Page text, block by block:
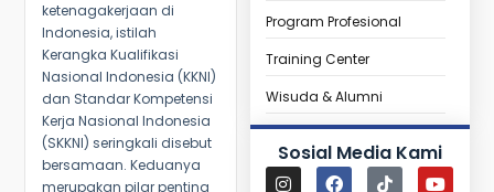
ketenagakerjaan di
Indonesia, istilah
Kerangka Kualifikasi
Nasional Indonesia (KKNI)
dan Standar Kompetensi
Kerja Nasional Indonesia
(SKKNI) seringkali disebut
bersamaan. Keduanya
merupakan pilar penting
Program Profesional
Training Center
Wisuda & Alumni
Sosial Media Kami